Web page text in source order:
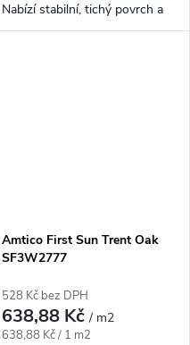
Nabízí stabilní, tichý povrch a
snadnou údržbu.
Amtico First Sun Trent Oak
SF3W2777
528 Kč bez DPH
638,88 Kč/ m2
Měrná cena:
638,88 Kč / 1 m2